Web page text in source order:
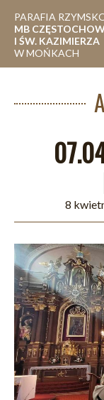
PARAFIA
MB
I ŚW. KAZIMIERZA
W MOŃKACH
8